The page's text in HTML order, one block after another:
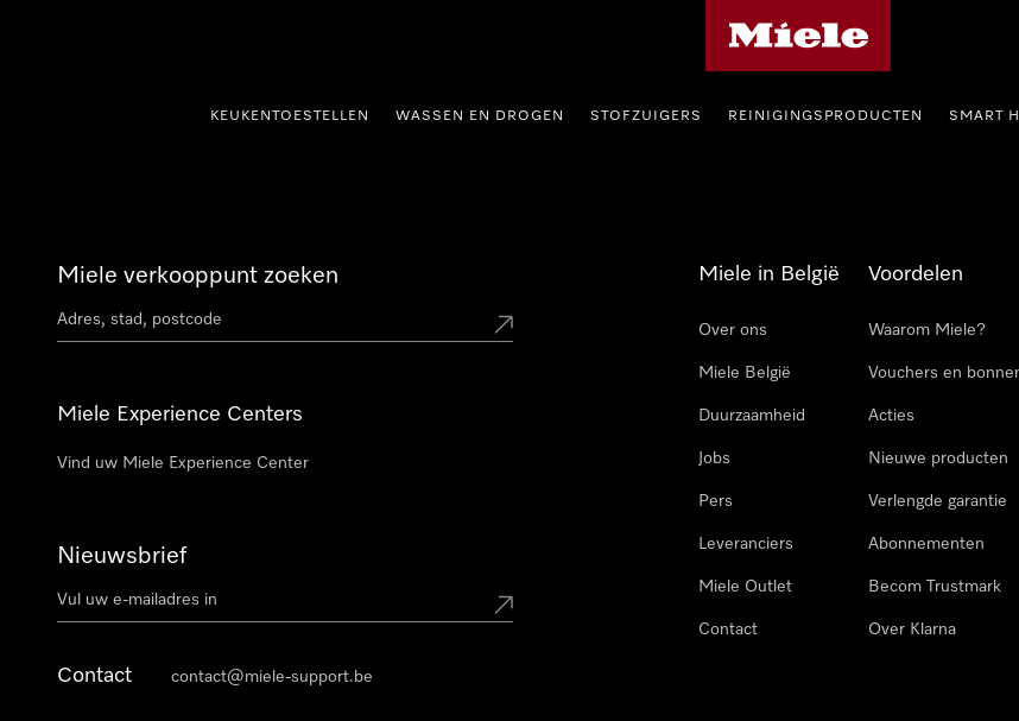
KEUKENTOESTELLEN WASSEN EN DROGEN STOFZUIGERS REINIGINGSPRODUCTEN SMART
Miele verkooppunt zoeken
Miele Experience Centers
Vind uw Miele Experience Center
Nieuwsbrief
Contact contact@miele-support.be
Miele in België
Over ons
Miele België
Duurzaamheid
Jobs
Pers
Leveranciers
Miele Outlet
Contact
Voordelen
Waarom Miele?
Vouchers en
Acties
Nieuwe producten
Verlengde garantie
Abonnementen
Becom Trustmark
Over Klarna